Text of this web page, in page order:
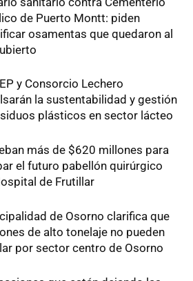
de Puerto Montt: piden
osamentas que quedaron al
y Consorcio Lechero
la sustentabilidad y gestión
plásticos en sector lácteo
más de $620 millones para
el futuro pabellón quirúrgico
de Frutillar
de Osorno clarifica que
de alto tonelaje no pueden
por sector centro de Osorno